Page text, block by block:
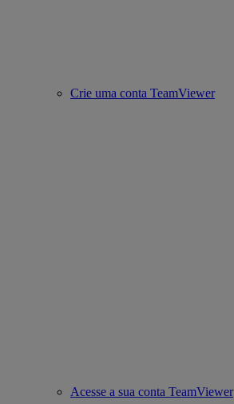
Crie uma conta TeamViewer
Acesse a sua conta TeamViewer